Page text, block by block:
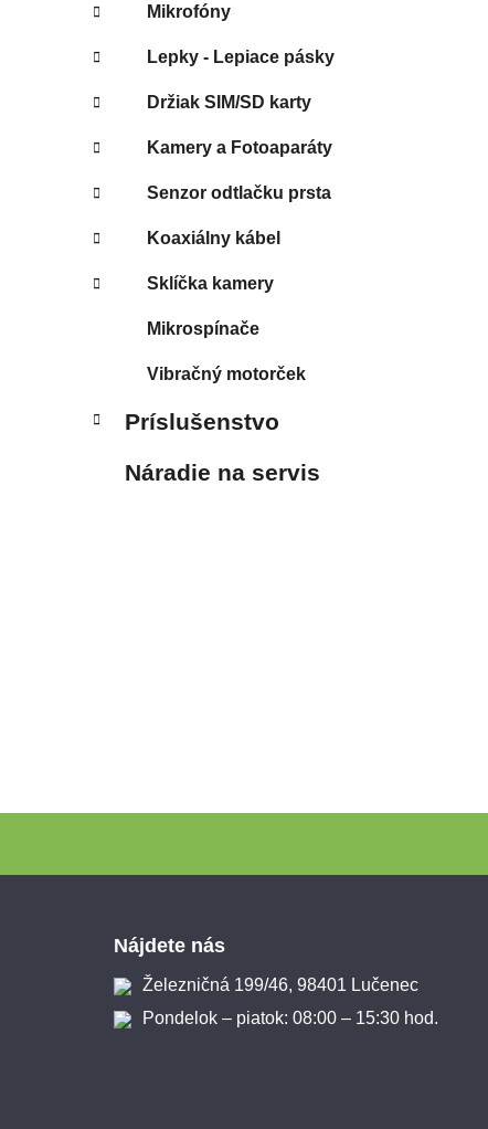
Mikrofóny
Lepky - Lepiace pásky
Držiak SIM/SD karty
Kamery a Fotoaparáty
Senzor odtlačku prsta
Koaxiálny kábel
Sklíčka kamery
Mikrospínače
Vibračný motorček
Príslušenstvo
Náradie na servis
Nájdete nás
Železničná 199/46, 98401 Lučenec
Pondelok – piatok: 08:00 – 15:30 hod.